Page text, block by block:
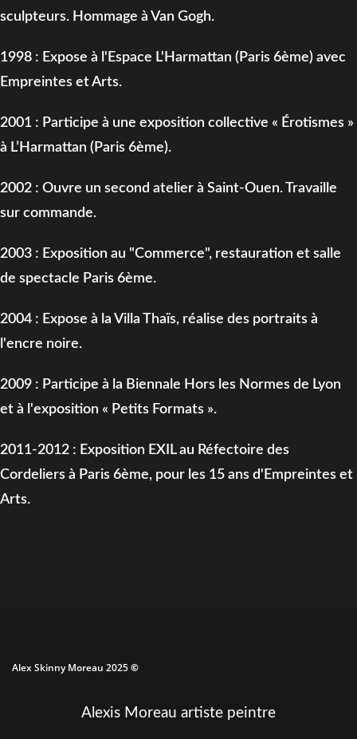
sculpteurs. Hommage à Van Gogh.
1998 : Expose à l'Espace L'Harmattan (Paris 6ème) avec
Empreintes et Arts.
2001 : Participe à une exposition collective « Érotismes »
à L’Harmattan (Paris 6ème).
2002 : Ouvre un second atelier à Saint-Ouen. Travaille
sur commande.
2003 : Exposition au "Commerce", restauration et salle
de spectacle Paris 6ème.
2004 : Expose à la Villa Thaïs, réalise des portraits à
l'encre noire.
2009 : Participe à la Biennale Hors les Normes de Lyon
et à l'exposition « Petits Formats ».
2011-2012 : Exposition EXIL au Réfectoire des
Cordeliers à Paris 6ème, pour les 15 ans d'Empreintes et
Arts.
Alex Skinny Moreau 2025©
Alexis Moreau artiste peintre